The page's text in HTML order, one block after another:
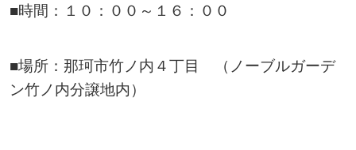
■時間：１０：００～１６：００
■場所：那珂市竹ノ内４丁目 （ノーブルガーデ
ン竹ノ内分譲地内）